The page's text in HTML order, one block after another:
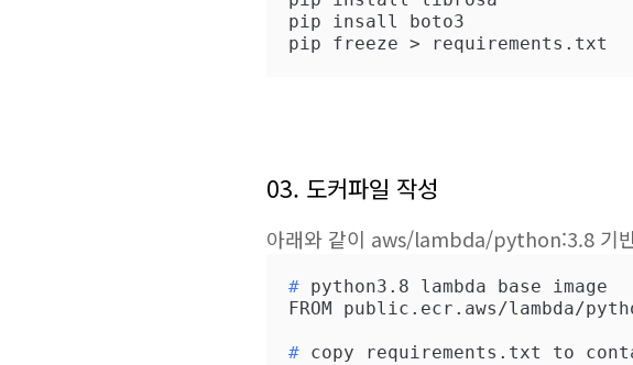
pip insall boto3
pip freeze > requirements.txt
03. 도커파일 작성
아래와 같이 aws/lambda/python:3.8 기
# python3.8 lambda base image
# copy requirements.txt to